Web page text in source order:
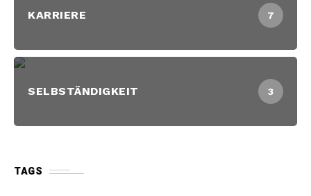
KARRIERE 7
SELBSTÄNDIGKEIT 3
TAGS